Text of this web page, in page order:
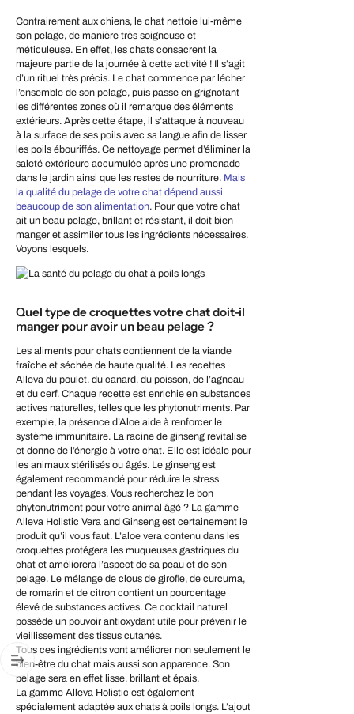
Contrairement aux chiens, le chat nettoie lui-même
son pelage, de manière très soigneuse et
méticuleuse. En effet, les chats consacrent la
majeure partie de la journée à cette activité ! Il s’agit
d’un rituel très précis. Le chat commence par lécher
l’ensemble de son pelage, puis passe en grignotant
les différentes zones où il remarque des éléments
extérieurs. Après cette étape, il s’attaque à nouveau
à la surface de ses poils avec sa langue afin de lisser
les poils ébouriffés. Ce nettoyage permet d’éliminer la
saleté extérieure accumulée après une promenade
dans le jardin ainsi que les restes de nourriture. Mais
la qualité du pelage de votre chat dépend aussi
beaucoup de son alimentation. Pour que votre chat
ait un beau pelage, brillant et résistant, il doit bien
manger et assimiler tous les ingrédients nécessaires.
Voyons lesquels.
Quel type de croquettes votre chat doit-il
manger pour avoir un beau pelage ?
Les aliments pour chats contiennent de la viande
fraîche et séchée de haute qualité. Les recettes
Alleva du poulet, du canard, du poisson, de l’agneau
et du cerf. Chaque recette est enrichie en substances
actives naturelles, telles que les phytonutriments. Par
exemple, la présence d’Aloe aide à renforcer le
système immunitaire. La racine de ginseng revitalise
et donne de l’énergie à votre chat. Elle est idéale pour
les animaux stérilisés ou âgés. Le ginseng est
également recommandé pour réduire le stress
pendant les voyages. Vous recherchez le bon
phytonutriment pour votre animal âgé ? La gamme
Alleva Holistic Vera and Ginseng est certainement le
produit qu’il vous faut. L’aloe vera contenu dans les
croquettes protégera les muqueuses gastriques du
chat et améliorera l’aspect de sa peau et de son
pelage. Le mélange de clous de girofle, de curcuma,
de romarin et de citron contient un pourcentage
élevé de substances actives. Ce cocktail naturel
possède un pouvoir antioxydant utile pour prévenir le
vieillissement des tissus cutanés.
Tous ces ingrédients vont améliorer non seulement le
bien-être du chat mais aussi son apparence. Son
pelage sera en effet lisse, brillant et épais.
La gamme Alleva Holistic est également
spécialement adaptée aux chats à poils longs. L’ajout